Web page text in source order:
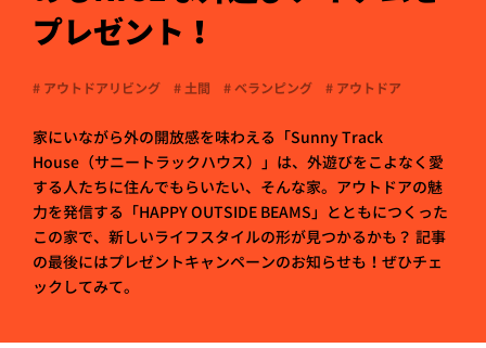
要
企業の
方へ
お問い
合わせ
プレゼント！
# アウトドアリビング # 土間 # ベランピング # アウトドア
家にいながら外の開放感を味わえる「Sunny Track
House（サニートラックハウス）」は、外遊びをこよなく愛
する人たちに住んでもらいたい、そんな家。アウトドアの魅
力を発信する「HAPPY OUTSIDE BEAMS」とともにつくった
この家で、新しいライフスタイルの形が見つかるかも？ 記事
の最後にはプレゼントキャンペーンのお知らせも！ぜひチェ
ックしてみて。